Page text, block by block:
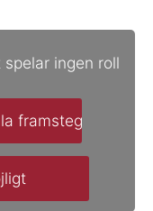
ingen roll
framsteg